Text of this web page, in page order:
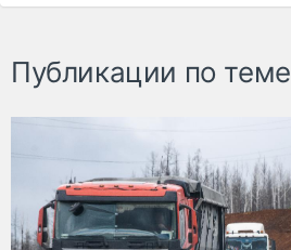
Публикации по теме